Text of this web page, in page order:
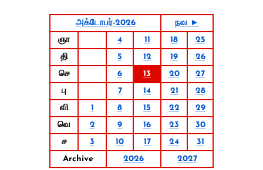
அக்டோபர்-2026
நவ ►
ஞா
4 11 18
25
தி
5 12 19
26
செ
6 13 20
27
பு
7 14 21
28
வி
1 8 15 22
29
வெ
2 9 16 23
30
ச
3 10 17 24
31
Archive
2026 2027